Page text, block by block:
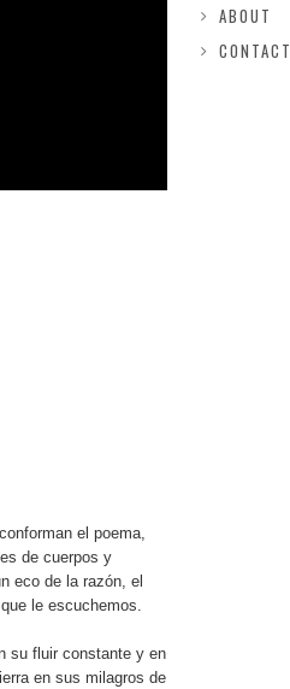
el poema,
de cuerpos y
eco de la razón, el
le escuchemos.
su fluir constante y en
en sus milagros de
ABOUT
CONTACT